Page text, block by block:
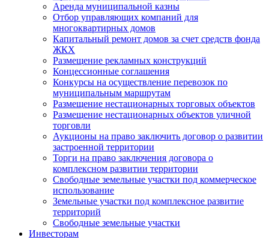
Аренда муниципальной казны
Отбор управляющих компаний для
многоквартирных домов
Капитальный ремонт домов за счет средств фонда
ЖКХ
Размещение рекламных конструкций
Концессионные соглашения
Конкурсы на осуществление перевозок по
муниципальным маршрутам
Размещение нестационарных торговых объектов
Размещение нестационарных объектов уличной
торговли
Аукционы на право заключить договор о развитии
застроенной территории
Торги на право заключения договора о
комплексном развитии территории
Свободные земельные участки под коммерческое
использование
Земельные участки под комплексное развитие
территорий
Свободные земельные участки
Инвесторам